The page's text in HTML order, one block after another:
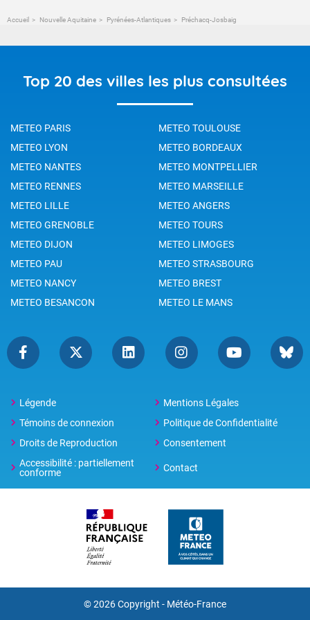
Accueil Nouvelle Aquitaine Pyrénées-Atlantiques Préchacq-Josbaig
Top 20 des villes les plus consultées
METEO PARIS
METEO TOULOUSE
METEO LYON
METEO BORDEAUX
METEO NANTES
METEO MONTPELLIER
METEO RENNES
METEO MARSEILLE
METEO LILLE
METEO ANGERS
METEO GRENOBLE
METEO TOURS
METEO DIJON
METEO LIMOGES
METEO PAU
METEO STRASBOURG
METEO NANCY
METEO BREST
METEO BESANCON
METEO LE MANS
Légende
Mentions Légales
Témoins de connexion
Politique de Confidentialité
Droits de Reproduction
Consentement
Accessibilité : partiellement
conforme
Contact
© 2026 Copyright - Météo-France